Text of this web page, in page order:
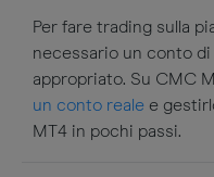
Per fare trading sulla
necessario un conto
appropriato. Su CMC
un conto reale e
MT4 in pochi passi.